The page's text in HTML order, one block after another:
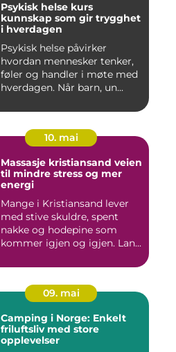
Psykisk helse kurs
kunnskap som gir trygghet
i hverdagen
Psykisk helse påvirker
hvordan mennesker tenker,
føler og handler i møte med
hverdagen. Når barn, un...
10. mai
Massasje kristiansand veien
til mindre stress og mer
energi
Mange i Kristiansand lever
med stive skuldre, spent
nakke og hodepine som
kommer igjen og igjen. Lan...
09. mai
Camping i Norge: Enkelt
friluftsliv med store
opplevelser